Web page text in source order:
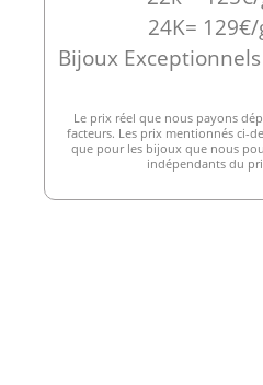
24K=
Bijoux
Le prix réel que nous payons
facteurs. Les prix mentionnés ci-
que pour les bijoux que nous
indépendants du